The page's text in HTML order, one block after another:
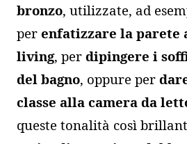
bronzo, utilizzate, ad
per enfatizzare la parete
living, per dipingere i
del bagno, oppure per
classe alla camera da
queste tonalità così